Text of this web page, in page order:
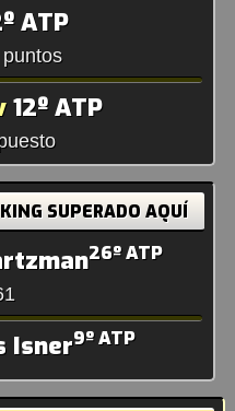
ATP
12º ATP
SUPERADO AQUÍ
26º ATP
Isner9º ATP